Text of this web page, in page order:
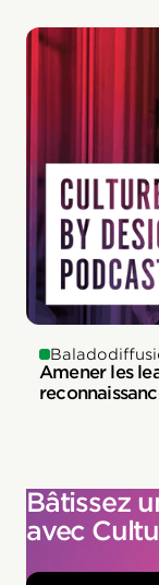
Amener les
Bâtissez
avec